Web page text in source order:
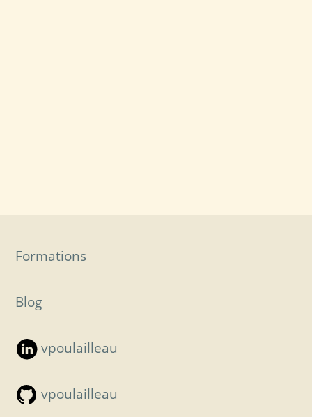
Formations
Blog
vpoulailleau
vpoulailleau